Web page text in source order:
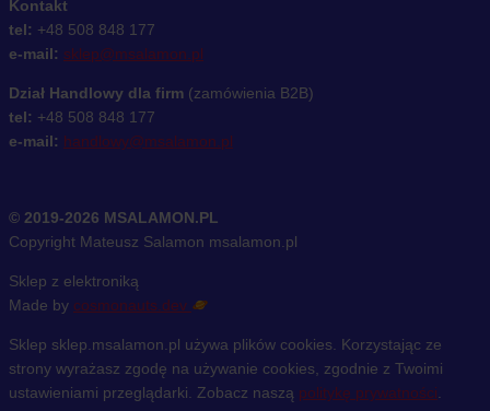
Kontakt
tel: +48 508 848 177
e-mail: sklep@msalamon.pl
Dział Handlowy dla firm (zamówienia B2B)
tel: +48 508 848 177
e-mail: handlowy@msalamon.pl
© 2019-2026 MSALAMON.PL
Copyright Mateusz Salamon msalamon.pl
Sklep z elektroniką
Made by cosmonauts.dev
Sklep sklep.msalamon.pl używa plików cookies. Korzystając ze
strony wyrażasz zgodę na używanie cookies, zgodnie z Twoimi
ustawieniami przeglądarki. Zobacz naszą politykę prywatności